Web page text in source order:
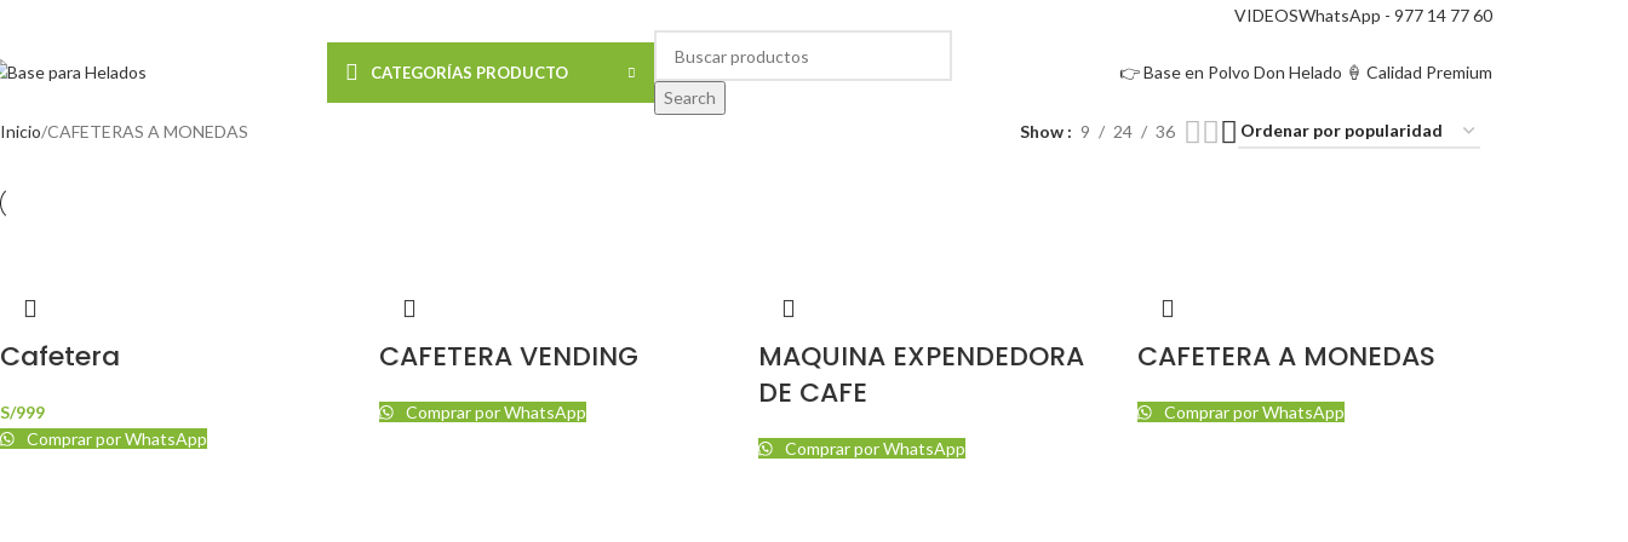
VIDEOSWhatsApp - 977 14 77 60
CATEGORÍAS PRODUCTO
Search
👉 Base en Polvo Don Helado 🍦 Calidad Premium
Inicio CAFETERAS A MONEDAS Show 9 24 36
Cafetera
S/999
Comprar por WhatsApp
CAFETERA VENDING
Comprar por WhatsApp
MAQUINA EXPENDEDORA
DE CAFE
Comprar por WhatsApp
CAFETERA A MONEDAS
Comprar por WhatsApp